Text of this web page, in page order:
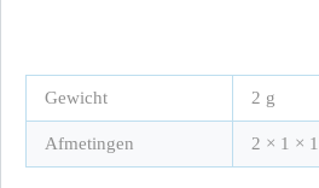
Gewicht 2 g
Afmetingen 2 × 1 ×